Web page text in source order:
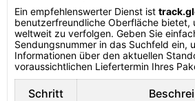
Ein empfehlenswerter Dienst ist
benutzerfreundliche Oberfläche bietet,
weltweit zu verfolgen. Geben Sie
Sendungsnummer in das Suchfeld ein,
Informationen über den aktuellen
voraussichtlichen Liefertermin Ihres
Schritt